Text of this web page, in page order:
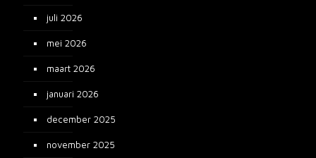
juli 2026
mei 2026
maart 2026
januari 2026
december 2025
november 2025